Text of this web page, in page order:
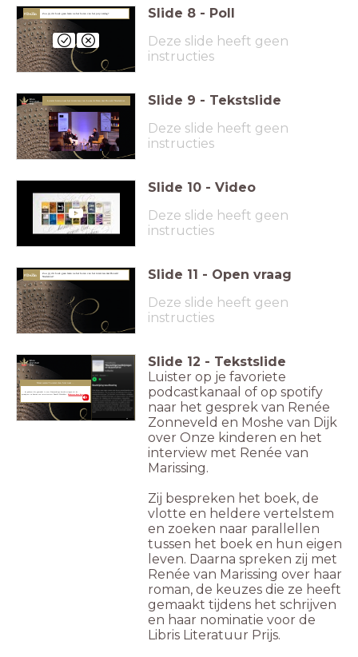
#DeZin Zou jij dit boek gaan lezen na het horen van het juryverslag? Slide 8 - Poll
Deze slide heeft geen
instructies
Luister hierna naar het interview van Lucas de Man met Donald Niedekker. Slide 9 - Tekstslide
Deze slide heeft geen
instructies
Slide 10 - Video
Deze slide heeft geen
instructies
#DeZin
Zou jij dit boek gaan lezen na het horen van het interview met Donald
Niedekker?
Slide 11 - Open vraag
Deze slide heeft geen
instructies
Meer weten? Luister dan hier naar ...
en daarna een interview met Donald Niedekker.Beluister deze hier...
Slide 12 - Tekstslide
Luister op je favoriete
podcastkanaal of op spotify
naar het gesprek van Renée
Zonneveld en Moshe van Dijk
over Onze kinderen en het
interview met Renée van
Marissing.
Zij bespreken het boek, de
vlotte en heldere vertelstem
en zoeken naar parallellen
tussen het boek en hun eigen
leven. Daarna spreken zij met
Renée van Marissing over haar
roman, de keuzes die ze heeft
gemaakt tijdens het schrijven
en haar nominatie voor de
Libris Literatuur Prijs.